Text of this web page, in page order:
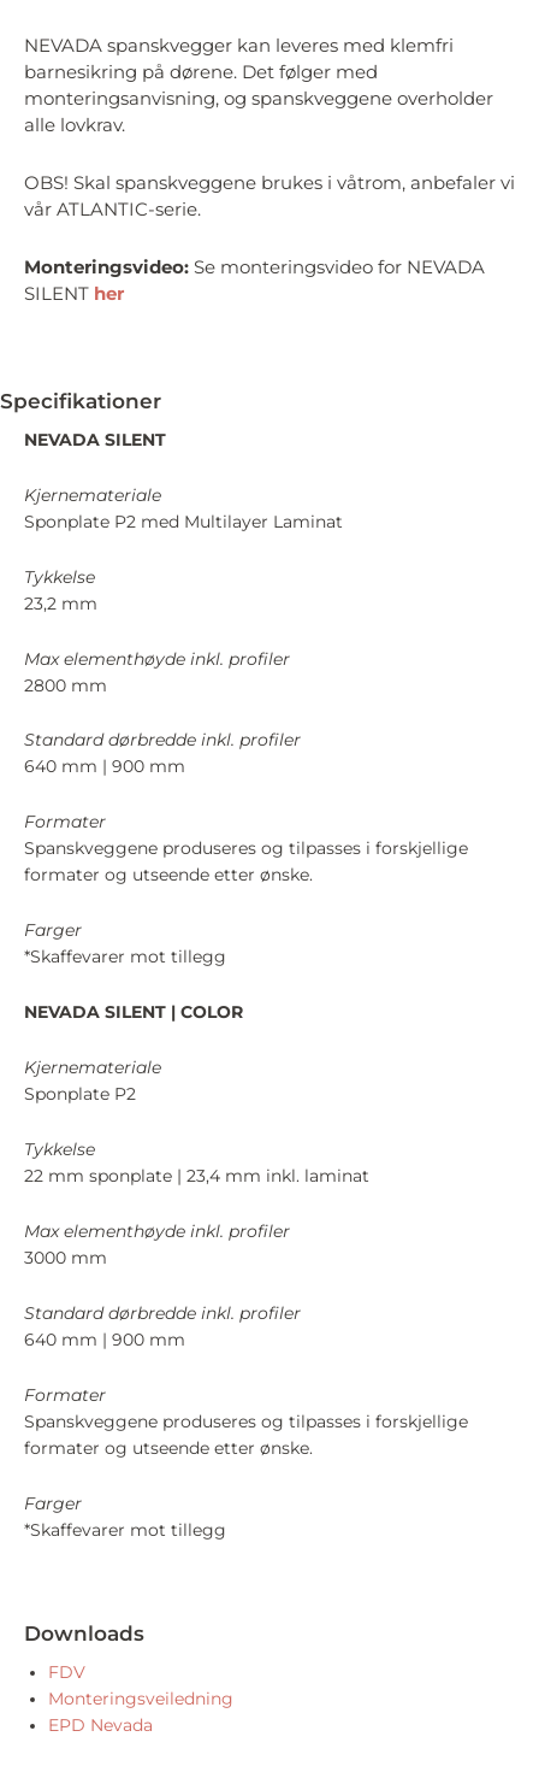
NEVADA spanskvegger kan leveres med klemfri
barnesikring på dørene. Det følger med
monteringsanvisning, og spanskveggene overholder
alle lovkrav.
OBS! Skal spanskveggene brukes i våtrom, anbefaler vi
vår ATLANTIC-serie.
Monteringsvideo: Se monteringsvideo for NEVADA
SILENT her
Specifikationer
NEVADA SILENT
Kjernemateriale
Sponplate P2 med Multilayer Laminat
Tykkelse
23,2 mm
Max elementhøyde inkl. profiler
2800 mm
Standard dørbredde inkl. profiler
640 mm | 900 mm
Formater
Spanskveggene produseres og tilpasses i forskjellige
formater og utseende etter ønske.
Farger
*Skaffevarer mot tillegg
NEVADA SILENT | COLOR
Kjernemateriale
Sponplate P2
Tykkelse
22 mm sponplate | 23,4 mm inkl. laminat
Max elementhøyde inkl. profiler
3000 mm
Standard dørbredde inkl. profiler
640 mm | 900 mm
Formater
Spanskveggene produseres og tilpasses i forskjellige
formater og utseende etter ønske.
Farger
*Skaffevarer mot tillegg
Downloads
FDV
Monteringsveiledning
EPD Nevada